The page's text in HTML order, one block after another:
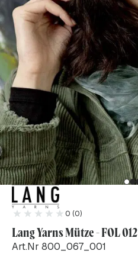
0 (0)
Lang Yarns Mütze - FOL 012
Art.Nr 800_067_001